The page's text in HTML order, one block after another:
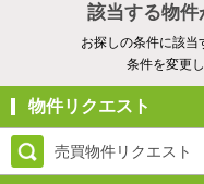
該当する物件
お探しの条件に該当
条件を変更
物件リクエスト
売買物件リクエスト